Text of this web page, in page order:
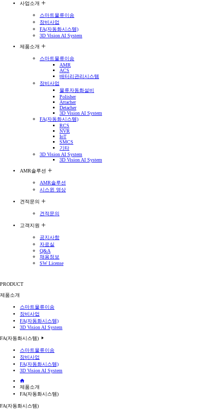
사업소개
스마트물류이송
장비사업
FA(자동화시스템)
3D Vision AI System
제품소개
스마트물류이송
AMR
ACS
배터리관리시스템
장비사업
물류자동화설비
Polisher
Attacher
Detacher
3D Vision AI System
FA(자동화시스템)
RCS
NVR
IoT
SMCS
기타
3D Vision AI System
3D Vision AI System
AMR솔루션
AMR솔루션
시스윈 영상
견적문의
견적문의
고객지원
공지사항
자료실
Q&A
채용정보
SW License
PRODUCT
제품소개
스마트물류이송
장비사업
FA(자동화시스템)
3D Vision AI System
FA(자동화시스템)
스마트물류이송
장비사업
FA(자동화시스템)
3D Vision AI System
제품소개
FA(자동화시스템)
FA(자동화시스템)